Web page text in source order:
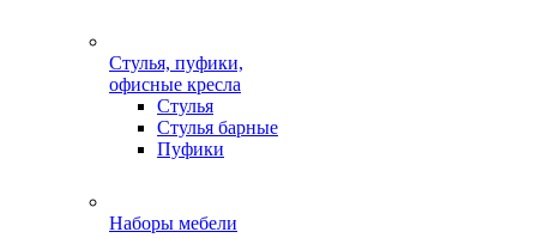
Стулья, пуфики,
офисные кресла
Стулья
Стулья барные
Пуфики
Наборы мебели